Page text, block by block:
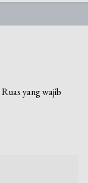
Ruas yang wajib